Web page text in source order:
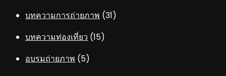
บทความการถ่ายภาพ (31)
บทความท่องเที่ยว (15)
อบรมถ่ายภาพ (5)